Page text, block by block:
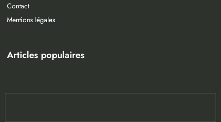
Contact
Mentions légales
Articles populaires